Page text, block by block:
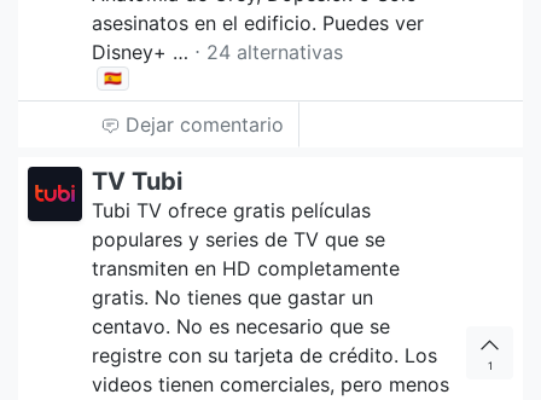
asesinatos en el edificio. Puedes ver
Disney+ … ⋅ 24 alternativas
🇪🇸
Dejar comentario
TV Tubi
Tubi TV ofrece gratis películas
populares y series de TV que se
transmiten en HD completamente
gratis. No tienes que gastar un
centavo. No es necesario que se
registre con su tarjeta de crédito. Los
videos tienen comerciales, pero menos
1